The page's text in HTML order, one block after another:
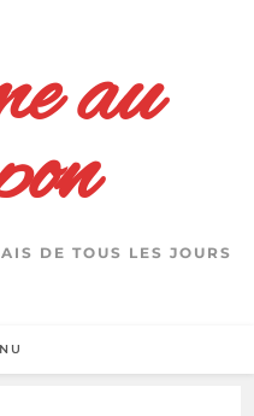
au
DE TOUS LES JOURS